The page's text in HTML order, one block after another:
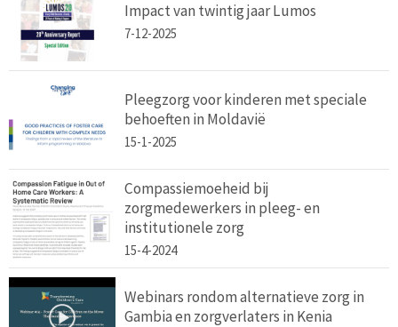
Impact van twintig jaar Lumos
7-12-2025
Pleegzorg voor kinderen met speciale
behoeften in Moldavië
15-1-2025
Compassiemoeheid bij
zorgmedewerkers in pleeg- en
institutionele zorg
15-4-2024
Webinars rondom alternatieve zorg in
Gambia en zorgverlaters in Kenia